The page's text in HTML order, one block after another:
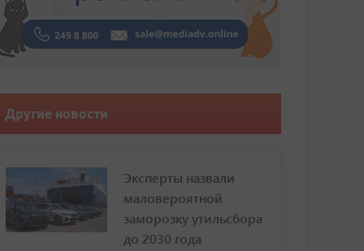
Другие новости
Эксперты назвали
маловероятной
заморозку утильсбора
до 2030 года